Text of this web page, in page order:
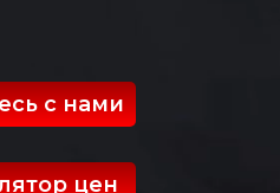
с нами
цен